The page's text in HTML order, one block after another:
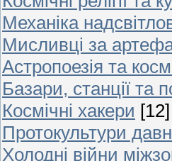
Механіка
Мисливці за
Астропоезія та
Базари, станції та
Космічні хакери [12]
Протокультури
Холодні війни